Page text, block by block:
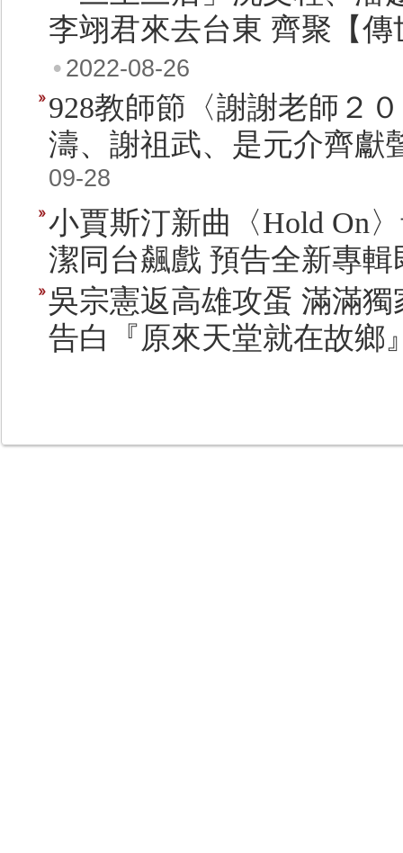
李翊君來去台東 齊聚【
• 2022-08-26
928教師節〈謝謝老師２
濤、謝祖武、是元介齊獻
09-28
小賈斯汀新曲〈Hold On
潔同台飆戲 預告全新專輯
吳宗憲返高雄攻蛋 滿滿
告白『原來天堂就在故鄉